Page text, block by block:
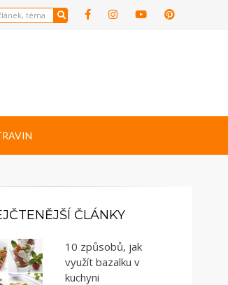
ČLÁNKY
10 způsobů, jak
využít bazalku v
kuchyni